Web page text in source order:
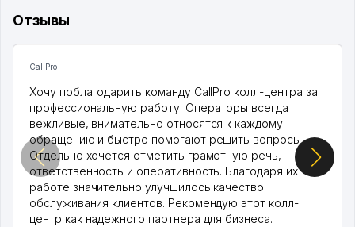
Отзывы
CallPro
Хочу поблагодарить команду CallPro колл-центра за
профессиональную работу. Операторы всегда
вежливые, внимательно относятся к каждому
обращению и быстро помогают решить вопросы.
Отдельно хочется отметить грамотную речь,
ответственность и оперативность. Благодаря их
работе значительно улучшилось качество
обслуживания клиентов. Рекомендую этот колл-
центр как надежного партнера для бизнеса.